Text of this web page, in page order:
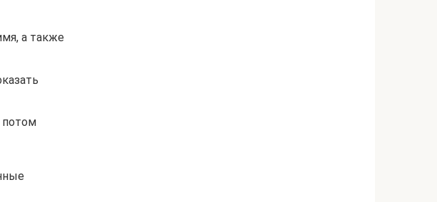
а также
потом